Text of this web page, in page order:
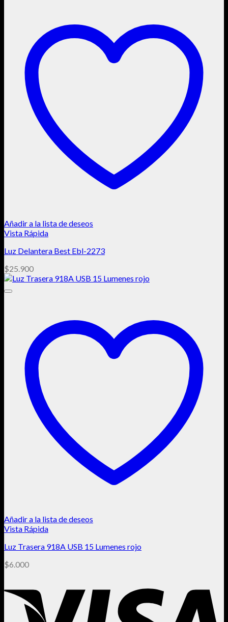
Añadir a la lista de deseos
Vista Rápida
Luz Delantera Best Ebl-2273
$25.900
Añadir a la lista de deseos
Vista Rápida
Luz Trasera 918A USB 15 Lumenes rojo
$6.000